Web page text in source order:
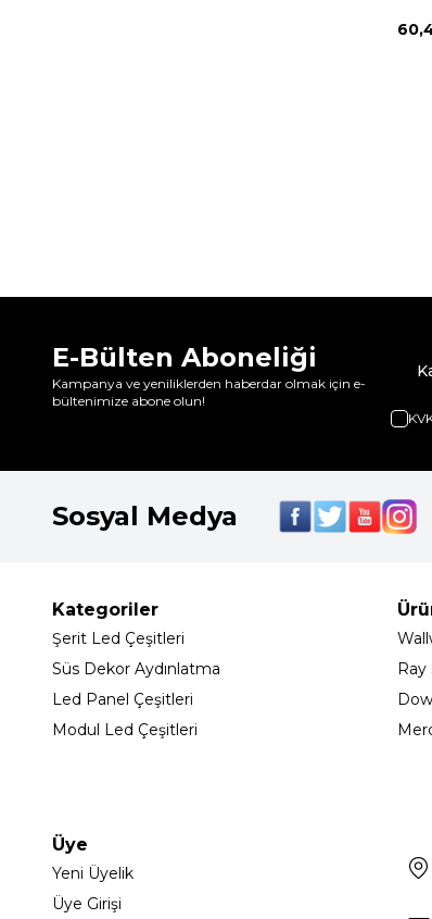
E-Bülten Aboneliği
Kampanya ve yeniliklerden haberdar olmak için e-
bültenimize abone olun!
Sosyal Medya
Kategoriler
Şerit Led Çeşitleri
Süs Dekor Aydınlatma
Led Panel Çeşitleri
Modul Led Çeşitleri
Ray
Üye
Yeni Üyelik
Üye Girişi